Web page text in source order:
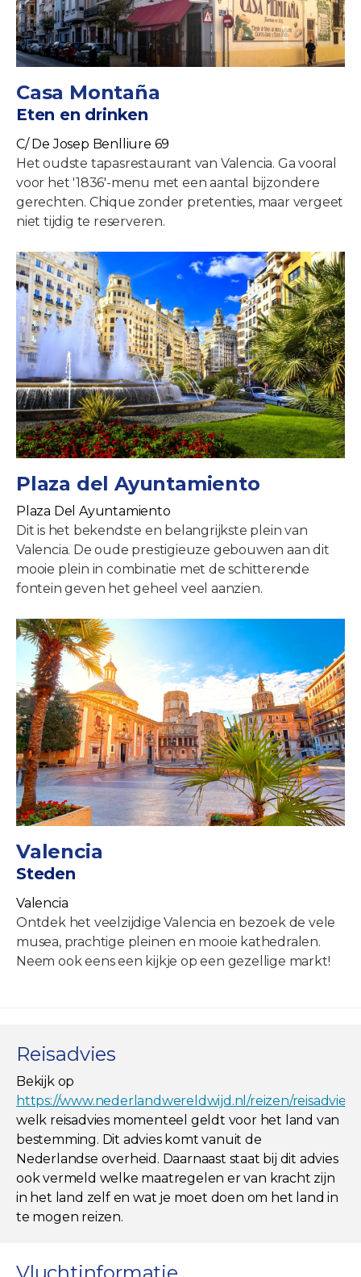
Casa Montaña
Eten en drinken
C/ De Josep Benlliure 69
Het oudste tapasrestaurant van Valencia. Ga vooral
voor het '1836'-menu met een aantal bijzondere
gerechten. Chique zonder pretenties, maar vergeet
niet tijdig te reserveren.
Plaza del Ayuntamiento
Plaza Del Ayuntamiento
Dit is het bekendste en belangrijkste plein van
Valencia. De oude prestigieuze gebouwen aan dit
mooie plein in combinatie met de schitterende
fontein geven het geheel veel aanzien.
Valencia
Steden
Valencia
Ontdek het veelzijdige Valencia en bezoek de vele
musea, prachtige pleinen en mooie kathedralen.
Neem ook eens een kijkje op een gezellige markt!
Reisadvies
Bekijk op
https://www.nederlandwereldwijd.nl/reizen/
welk reisadvies momenteel geldt voor het land van
bestemming. Dit advies komt vanuit de
Nederlandse overheid. Daarnaast staat bij dit advies
ook vermeld welke maatregelen er van kracht zijn
in het land zelf en wat je moet doen om het land in
te mogen reizen.
Vluchtinformatie